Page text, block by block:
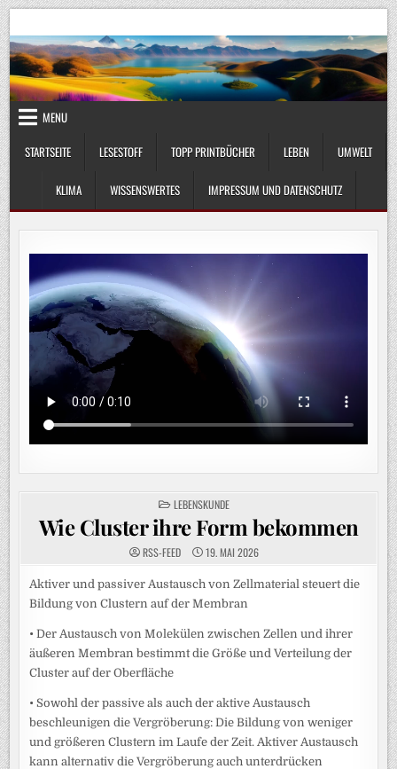
Skip
to
content
UmweltKlima.com
MENU
STARTSEITE
LESESTOFF TOPP PRINTBÜCHER LEBEN UMWELT
KLIMA WISSENSWERTES IMPRESSUM UND DATENSCHUTZ
POSTED
IN
LEBENSKUNDE
Wie Cluster ihre Form bekommen
RSS-FEED 19. MAI 2026
Aktiver und passiver Austausch von Zellmaterial steuert die
Bildung von Clustern auf der Membran
• Der Austausch von Molekülen zwischen Zellen und ihrer
äußeren Membran bestimmt die Größe und Verteilung der
Cluster auf der Oberfläche
• Sowohl der passive als auch der aktive Austausch
beschleunigen die Vergröberung: Die Bildung von weniger
und größeren Clustern im Laufe der Zeit. Aktiver Austausch
kann alternativ die Vergröberung auch unterdrücken